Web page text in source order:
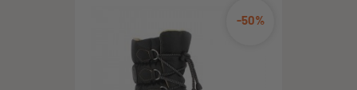
-50%